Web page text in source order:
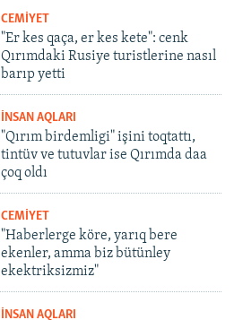
CEMİYET
"Er kes qaça, er kes kete": cenk
Qırımdaki Rusiye turistlerine nasıl
barıp yetti
İNSAN AQLARI
"Qırım birdemligi" işini toqtattı,
tintüv ve tutuvlar ise Qırımda daa
çoq oldı
CEMİYET
"Haberlerge köre, yarıq bere
ekenler, amma biz bütünley
ekektriksizmiz"
İNSAN AQLARI